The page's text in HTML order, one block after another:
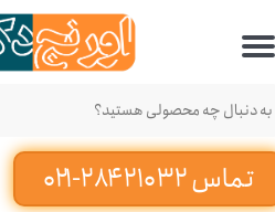
تماس ۳۲ ۲۱۰ ۲۸۴-۰۲۱‌
حساب کاربری من
تغییر گذر واژه
سفارشات
خروج از حساب کاربری